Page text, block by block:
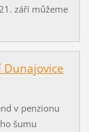
září můžeme
v penzionu
šumu